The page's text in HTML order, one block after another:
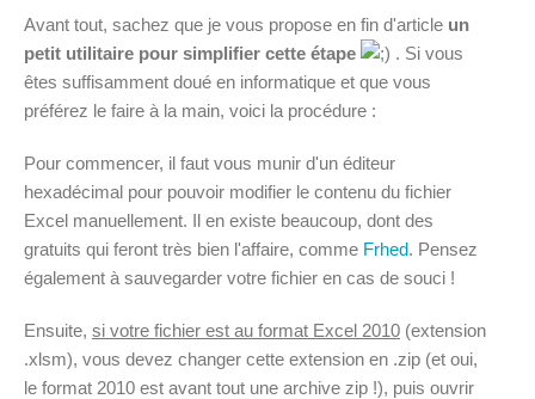
Avant tout, sachez que je vous propose en fin d'article un
petit utilitaire pour simplifier cette étape
. Si vous
êtes suffisamment doué en informatique et que vous
préférez le faire à la main, voici la procédure :
Pour commencer, il faut vous munir d'un éditeur
hexadécimal pour pouvoir modifier le contenu du fichier
Excel manuellement. Il en existe beaucoup, dont des
gratuits qui feront très bien l'affaire, comme Frhed. Pensez
également à sauvegarder votre fichier en cas de souci !
Ensuite, si votre fichier est au format Excel 2010 (extension
.xlsm), vous devez changer cette extension en .zip (et oui,
le format 2010 est avant tout une archive zip !), puis ouvrir